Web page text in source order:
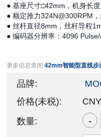
● 基座尺寸□42mm，机身长
● 额定推力324N@300RPM
● 丝杆直径8mm，丝杆导程
● 编码器分辨率：4096
更多信息查阅 42mm智能型直线步
品牌:
价格(未税):
数量:
-